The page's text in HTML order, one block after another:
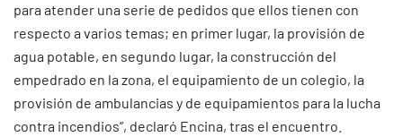
para atender una serie de pedidos que ellos tienen con
respecto a varios temas; en primer lugar, la provisión de
agua potable, en segundo lugar, la construcción del
empedrado en la zona, el equipamiento de un colegio, la
provisión de ambulancias y de equipamientos para la lucha
contra incendios”, declaró Encina, tras el encuentro.